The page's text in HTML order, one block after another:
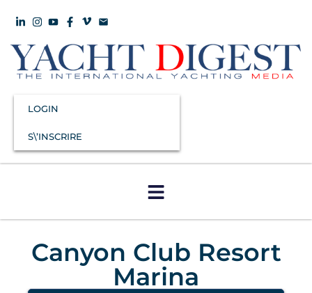
LOGIN
S\’INSCRIRE
Canyon Club Resort
Marina